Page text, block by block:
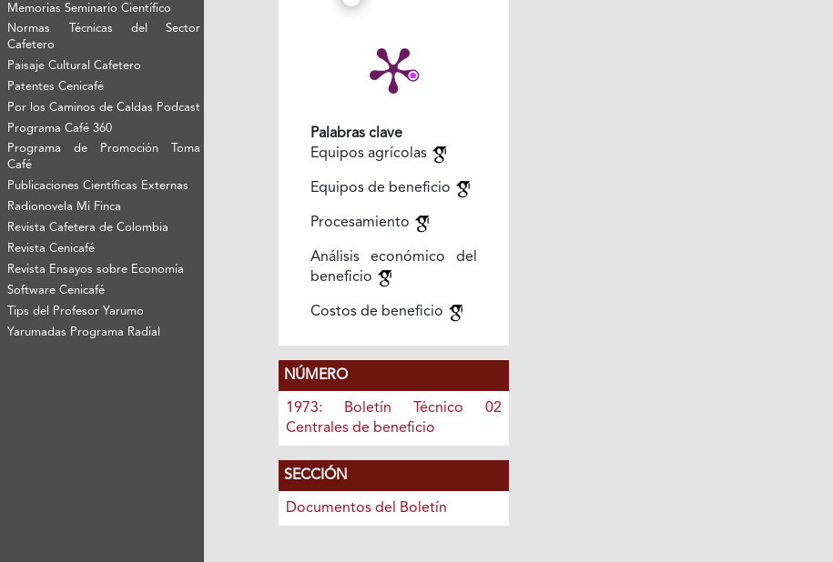
Memorias Seminario Científico
Normas Técnicas del Sector
Cafetero
Paisaje Cultural Cafetero
Patentes Cenicafé
Por los Caminos de Caldas Podcast
Programa Café 360
Programa de Promoción Toma
Café
Publicaciones Científicas Externas
Radionovela Mi Finca
Revista Cafetera de Colombia
Revista Cenicafé
Revista Ensayos sobre Economía
Software Cenicafé
Tips del Profesor Yarumo
Yarumadas Programa Radial
Palabras clave
Equipos agrícolas
Equipos de beneficio
Procesamiento
Análisis económico del
beneficio
Costos de beneficio
NÚMERO
1973: Boletín Técnico 02
Centrales de beneficio
SECCIÓN
Documentos del Boletín